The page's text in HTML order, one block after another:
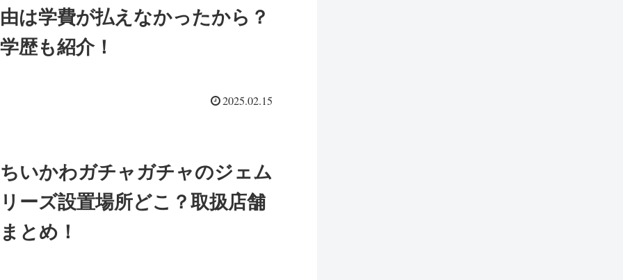
由は学費が払えなかったから？
学歴も紹介！
2025.02.15
ちいかわガチャガチャのジェム
リーズ設置場所どこ？取扱店舗
まとめ！